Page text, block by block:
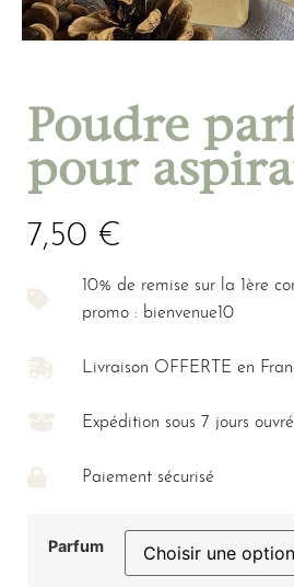
Poudre
pour
7,50 €
10% de remise sur la 1ère
promo : bienvenue10
Livraison OFFERTE en
Expédition sous 7 jours
Paiement sécurisé
Parfum